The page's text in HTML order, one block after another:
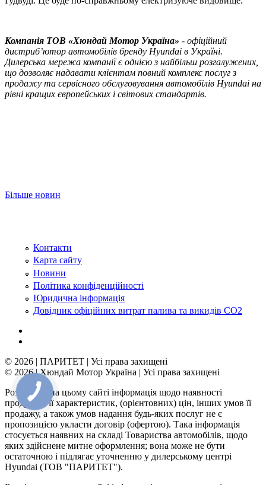
Компанія ТOВ «Хюндай Мотор Україна» - офіційний
дистриб’ютор автомобілів бренду Hyundai в Україні.
Дилерська мережа компанії є однією з найбільш розгалужених,
що дозволяє надавати клієнтам повний комплекс послуг з
продажу та сервісного обслуговування автомобілів Hyundai на
рівні кращих європейських і світових стандартів.
Більше новин
Контакти
Карта сайту
Новини
Політика конфіденційності
Юридична інформація
Довідник офіційних витрат палива та викидів СО2
© 2026 | ПАРИТЕТ | Усі права захищені
© 2026 | Хюндай Мотор Україна | Усі права захищені
Розміщена на цьому сайті інформація щодо наявності
продукції, її характеристик, (орієнтовних) цін, інших умов її
продажу, а також умов надання будь-яких послуг не є
пропозицією укласти договір (офертою). Така інформація
стосується наявних на складі Товариства автомобілів, щодо
яких здійснене митне оформлення; вона може не бути
остаточною і підлягає уточненню у дилерському центрі
Hyundai (ТОВ "ПАРИТЕТ").